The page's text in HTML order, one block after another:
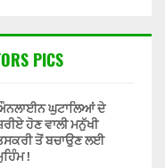
PICS
ਘੁਟਾਲਿਆਂ ਦੇ
ਹੋਣ ਵਾਲੀ ਮਨੁੱਖੀ
ਤੋਂ ਬਚਾਉਣ ਲਈ
!